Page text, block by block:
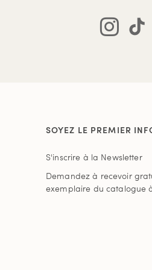
SOYEZ LE PREMIER
S'inscrire à la Newsletter
Demandez à recevoir
exemplaire du catalogue